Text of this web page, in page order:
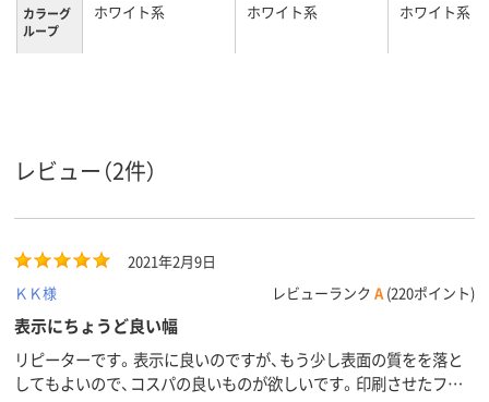
カラーグ
ループ
ホワイト系 ホワイト系 ホワイト系
レビュー（2件）
2021年2月9日
ＫＫ様
レビューランク A (220ポイント)
表示にちょうど良い幅
リピーターです。表示に良いのですが、もう少し表面の質をを落と
してもよいので、コスパの良いものが欲しいです。印刷させたフィ